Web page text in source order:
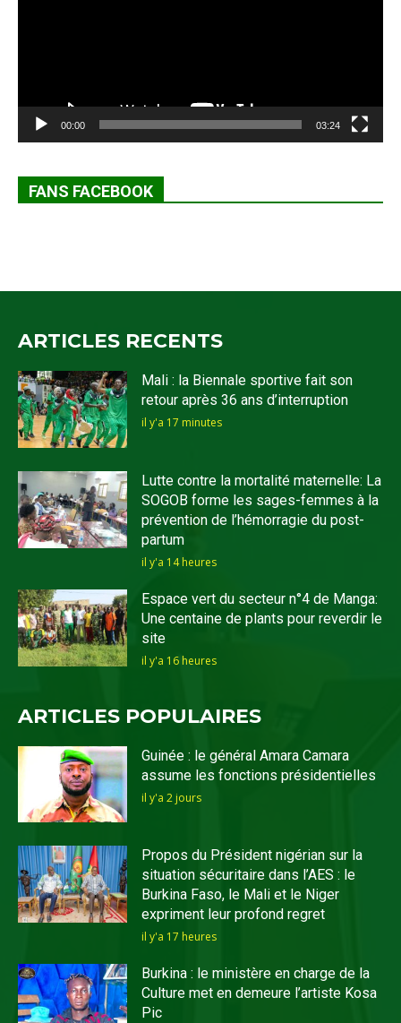
00:00 03:24
FANS FACEBOOK
ARTICLES RECENTS
Mali : la Biennale sportive fait son
retour après 36 ans d’interruption
il y'a 17 minutes
Lutte contre la mortalité maternelle: La
SOGOB forme les sages-femmes à la
prévention de l’hémorragie du post-
partum
il y'a 14 heures
Espace vert du secteur n°4 de Manga:
Une centaine de plants pour reverdir le
site
il y'a 16 heures
ARTICLES POPULAIRES
Guinée : le général Amara Camara
assume les fonctions présidentielles
il y'a 2 jours
Propos du Président nigérian sur la
situation sécuritaire dans l’AES : le
Burkina Faso, le Mali et le Niger
expriment leur profond regret
il y'a 17 heures
Burkina : le ministère en charge de la
Culture met en demeure l’artiste Kosa
Pic